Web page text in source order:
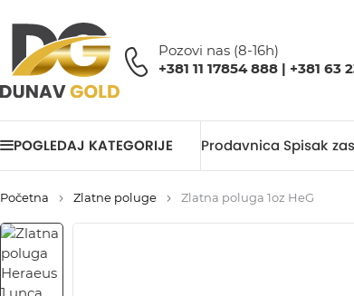
Pozovi nas (8-16h)
+381 11 17854 888 | +381 63
POGLEDAJ KATEGORIJE Prodavnica Spisak
Početna Zlatne poluge Zlatna poluga 1oz HeG